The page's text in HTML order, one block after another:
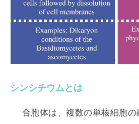
シンシチウムとは
合胞体は、複数の単核細胞の